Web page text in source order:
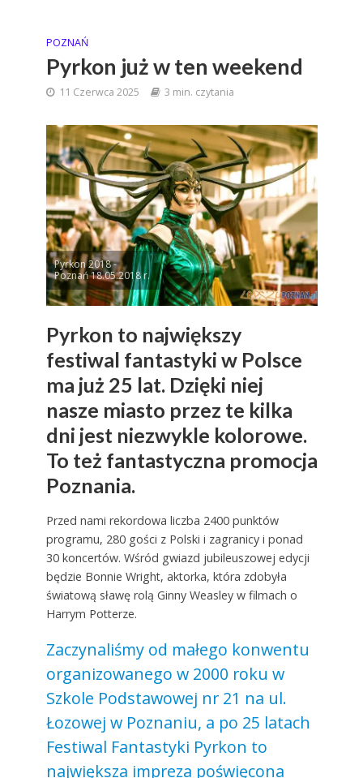
POZNAŃ
Pyrkon już w ten weekend
11 Czerwca 2025 3 min. czytania
Pyrkon 2018 -
Poznań 18.05.2018 r.
Pyrkon to największy
festiwal fantastyki w Polsce
ma już 25 lat. Dzięki niej
nasze miasto przez te kilka
dni jest niezwykle kolorowe.
To też fantastyczna promocja
Poznania.
Przed nami rekordowa liczba 2400 punktów
programu, 280 gości z Polski i zagranicy i ponad
30 koncertów. Wśród gwiazd jubileuszowej edycji
będzie Bonnie Wright, aktorka, która zdobyła
światową sławę rolą Ginny Weasley w filmach o
Harrym Potterze.
Zaczynaliśmy od małego konwentu
organizowanego w 2000 roku w
Szkole Podstawowej nr 21 na ul.
Łozowej w Poznaniu, a po 25 latach
Festiwal Fantastyki Pyrkon to
największa impreza poświęcona